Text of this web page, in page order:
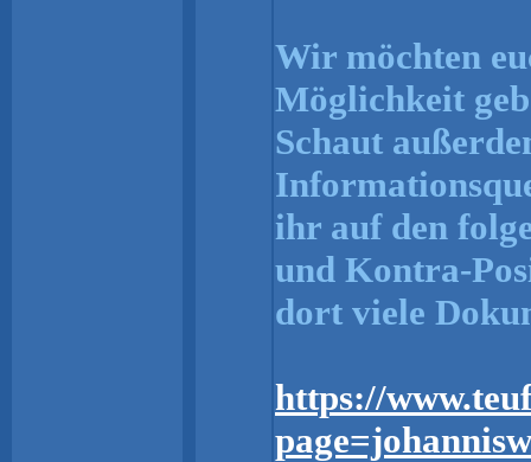
Wir möchten
Möglichkeit
Schaut
ihr auf den
und Kontra-
dort viele
https://